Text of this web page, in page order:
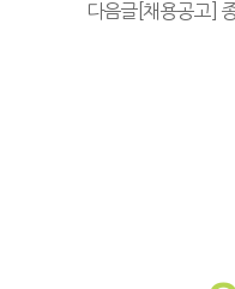
다음글[채용공고]